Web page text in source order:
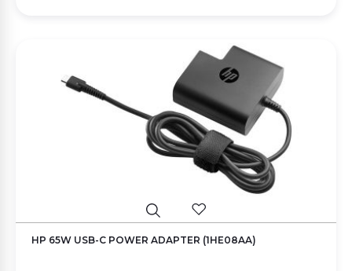
HP 65W USB-C POWER ADAPTER (1HE08AA)